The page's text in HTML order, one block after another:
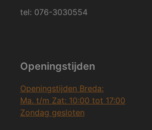
tel: 076-3030554
Openingstijden
Openingstijden Breda:
Ma. t/m Zat: 10:00 tot 17:00
Zondag gesloten